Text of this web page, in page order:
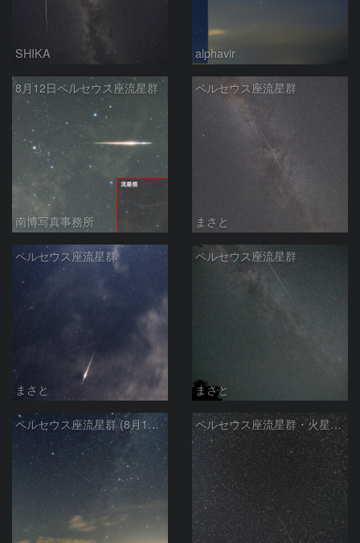
SHIKA alphavir
8月12日ペルセウス座流星群
南博写真事務所
ペルセウス座流星群
まさと
ペルセウス座流星群
まさと
ペルセウス座流星群
まさと
ペルセウス座流星群 (8月13日) ペルセウス座流星群・火星・M31